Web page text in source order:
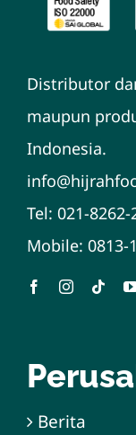
Distributor
maupun
Indonesia.
Tel: 021-8262-
Mobile: 0813-
Berita